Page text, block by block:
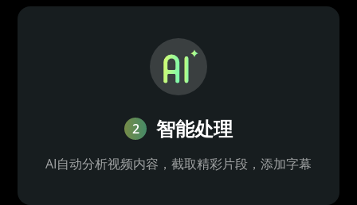
2 智能处理
AI自动分析视频内容，截取精彩片段，添加字幕